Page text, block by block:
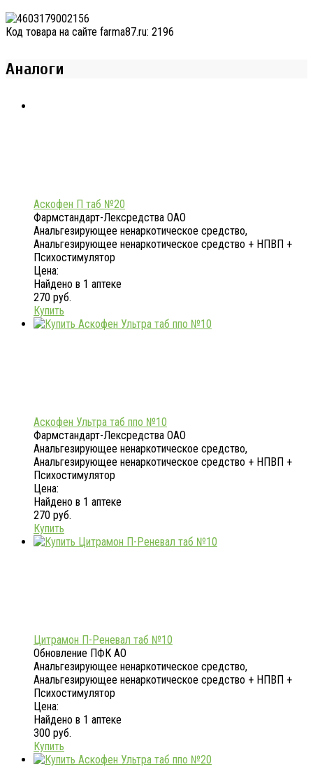
Код товара на сайте farma87.ru: 2196
Аналоги
Аскофен П таб №20
Фармстандарт-Лексредства ОАО
Анальгезирующее ненаркотическое средство,
Анальгезирующее ненаркотическое средство + НПВП +
Психостимулятор
Цена:
Найдено в 1 аптеке
270 руб.
Купить
Аскофен Ультра таб ппо №10
Фармстандарт-Лексредства ОАО
Анальгезирующее ненаркотическое средство,
Анальгезирующее ненаркотическое средство + НПВП +
Психостимулятор
Цена:
Найдено в 1 аптеке
270 руб.
Купить
Цитрамон П-Реневал таб №10
Обновление ПФК АО
Анальгезирующее ненаркотическое средство,
Анальгезирующее ненаркотическое средство + НПВП +
Психостимулятор
Цена:
Найдено в 1 аптеке
300 руб.
Купить